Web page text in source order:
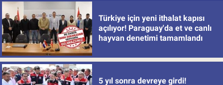
Türkiye için yeni ithalat kapısı
açılıyor! Paraguay'da et ve canlı
hayvan denetimi tamamlandı
5 yıl sonra devreye girdi!